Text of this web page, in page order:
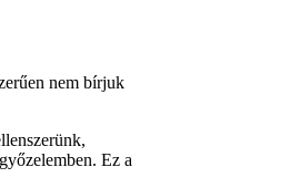
nem bírjuk
Ez a